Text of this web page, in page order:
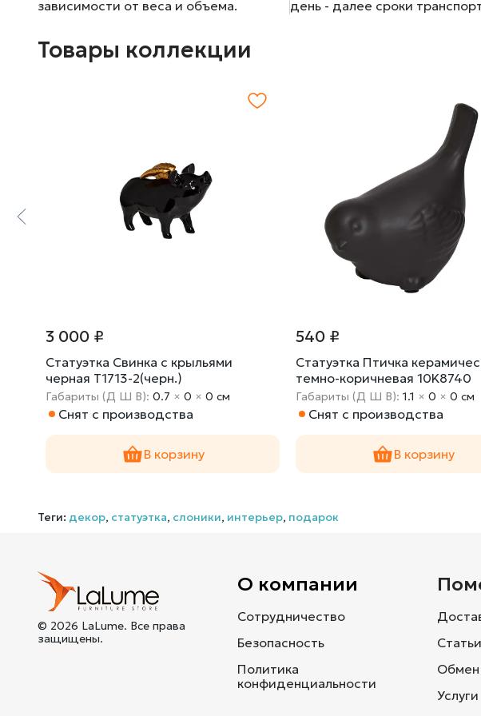
зависимости от веса и объема.
день - далее сроки
Товары коллекции
3 000 ₽
Статуэтка Свинка с крыльями
черная T1713-2(черн.)
Габариты (Д Ш В):0.7 ×0 ×0 cм
Снят с производства
В корзину
540 ₽
Статуэтка Птичка
темно-коричневая 10K8740
Габариты (Д Ш В):1.1 ×0 ×0 cм
Снят с производства
В корзину
Теги: декор, статуэтка, слоники, интерьер, подарок
© 2026 LaLume. Все права
защищены.
О компании
Сотрудничество
Безопасность
Политика
конфиденциальности
Статьи
Обмен
Услуги